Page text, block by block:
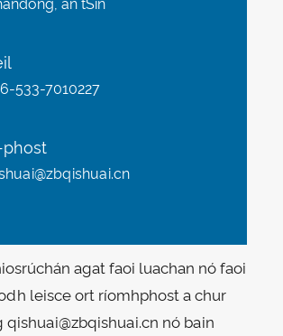
an tSín
533-7010227
phost
agat faoi luachan nó faoi
leisce ort ríomhphost a chur
qishuai@zbqishuai.cn nó bain